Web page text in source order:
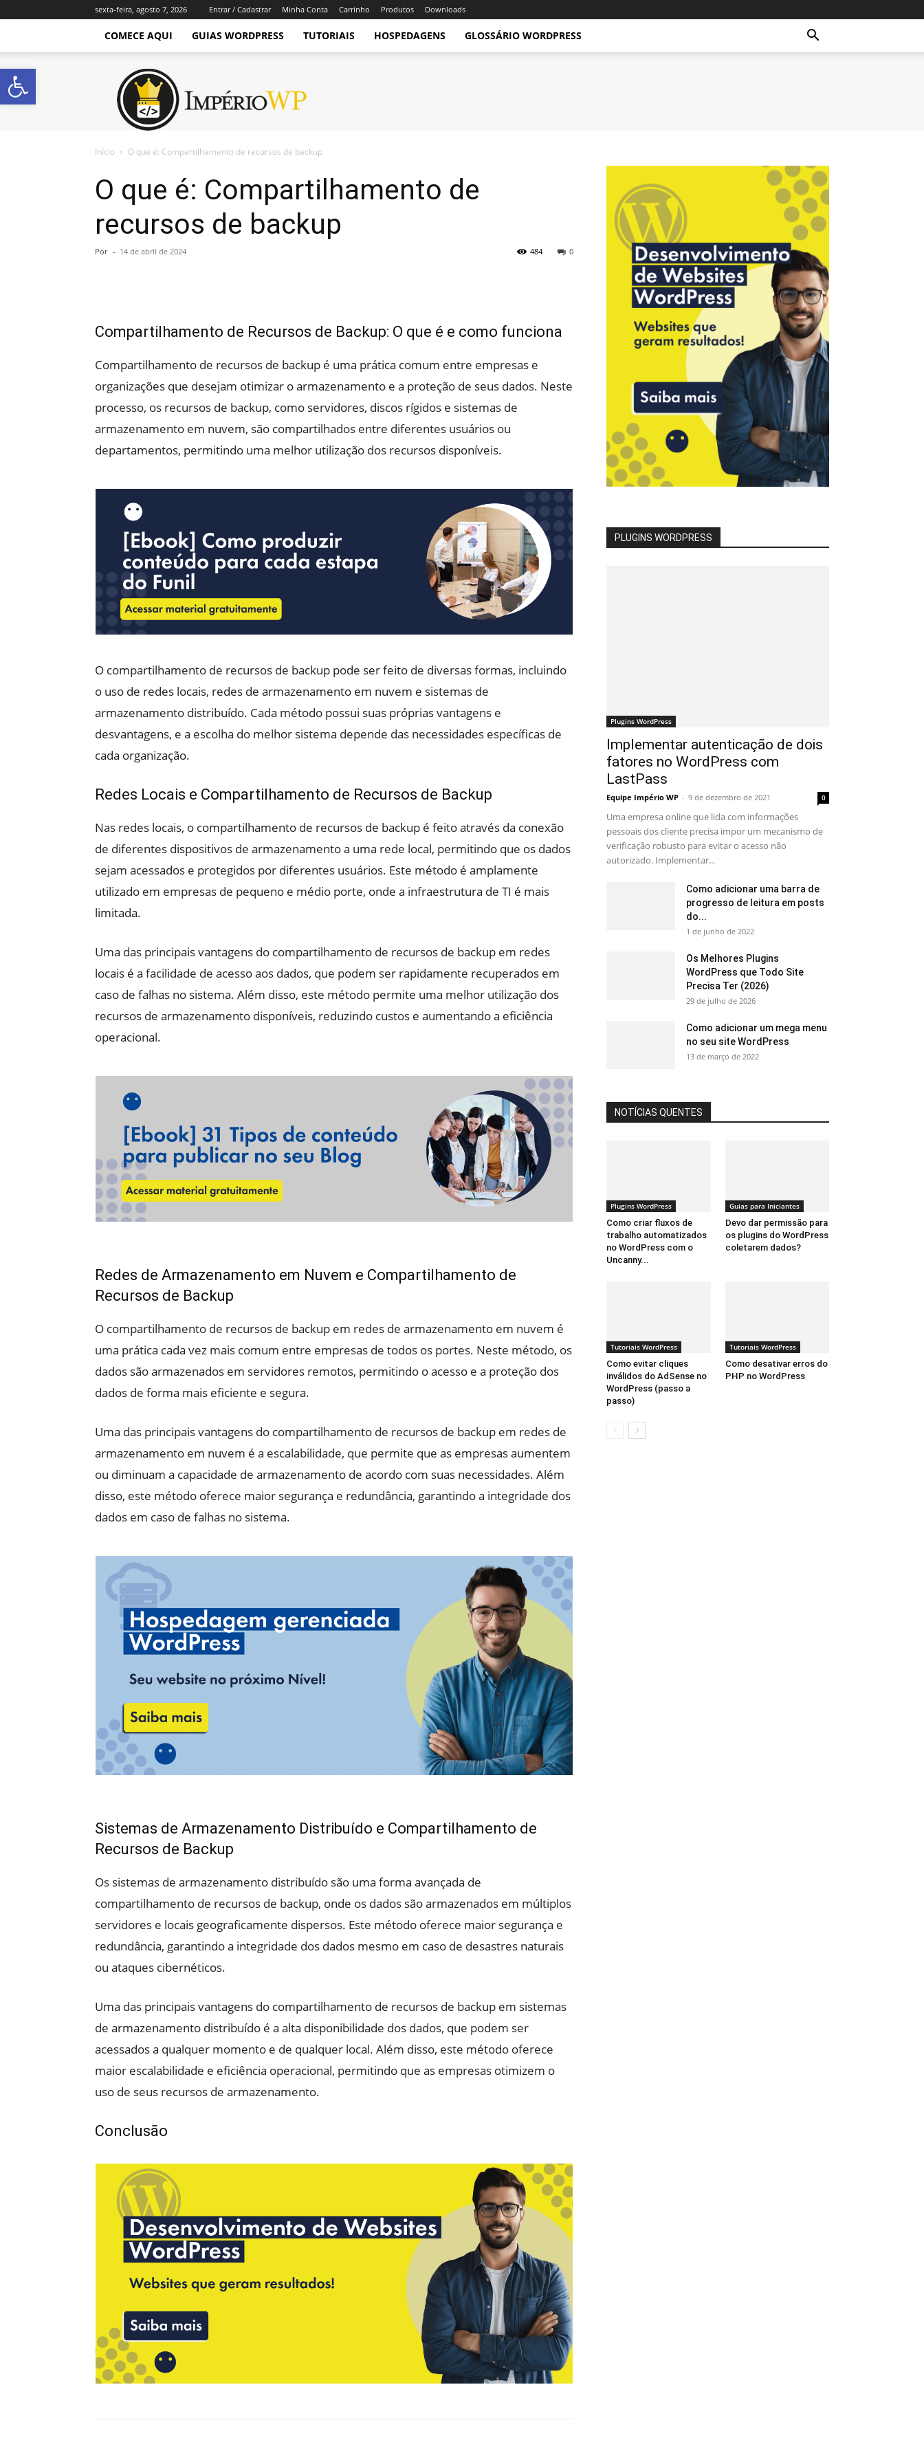
sexta-feira, agosto 7, 2026 Entrar / Cadastrar Minha Conta Carrinho Produtos Downloads
COMECE AQUI GUIAS WORDPRESS TUTORIAIS HOSPEDAGENS GLOSSÁRIO WORDPRESS
Império
WordPress
Início O que é: Compartilhamento de recursos de backup
O que é: Compartilhamento de
recursos de backup
Por - 14 de abril de 2024 0
484
Compartilhamento de Recursos de Backup: O que é e como funciona
Compartilhamento de recursos de backup é uma prática comum entre empresas e
organizações que desejam otimizar o armazenamento e a proteção de seus dados. Neste
processo, os recursos de backup, como servidores, discos rígidos e sistemas de
armazenamento em nuvem, são compartilhados entre diferentes usuários ou
departamentos, permitindo uma melhor utilização dos recursos disponíveis.
O compartilhamento de recursos de backup pode ser feito de diversas formas, incluindo
o uso de redes locais, redes de armazenamento em nuvem e sistemas de
armazenamento distribuído. Cada método possui suas próprias vantagens e
desvantagens, e a escolha do melhor sistema depende das necessidades específicas de
cada organização.
Redes Locais e Compartilhamento de Recursos de Backup
Nas redes locais, o compartilhamento de recursos de backup é feito através da conexão
de diferentes dispositivos de armazenamento a uma rede local, permitindo que os dados
sejam acessados e protegidos por diferentes usuários. Este método é amplamente
utilizado em empresas de pequeno e médio porte, onde a infraestrutura de TI é mais
limitada.
Uma das principais vantagens do compartilhamento de recursos de backup em redes
locais é a facilidade de acesso aos dados, que podem ser rapidamente recuperados em
caso de falhas no sistema. Além disso, este método permite uma melhor utilização dos
recursos de armazenamento disponíveis, reduzindo custos e aumentando a eficiência
operacional.
Redes de Armazenamento em Nuvem e Compartilhamento de
Recursos de Backup
O compartilhamento de recursos de backup em redes de armazenamento em nuvem é
uma prática cada vez mais comum entre empresas de todos os portes. Neste método, os
dados são armazenados em servidores remotos, permitindo o acesso e a proteção dos
dados de forma mais eficiente e segura.
Uma das principais vantagens do compartilhamento de recursos de backup em redes de
armazenamento em nuvem é a escalabilidade, que permite que as empresas aumentem
ou diminuam a capacidade de armazenamento de acordo com suas necessidades. Além
disso, este método oferece maior segurança e redundância, garantindo a integridade dos
dados em caso de falhas no sistema.
Sistemas de Armazenamento Distribuído e Compartilhamento de
Recursos de Backup
Os sistemas de armazenamento distribuído são uma forma avançada de
compartilhamento de recursos de backup, onde os dados são armazenados em múltiplos
servidores e locais geograficamente dispersos. Este método oferece maior segurança e
redundância, garantindo a integridade dos dados mesmo em caso de desastres naturais
ou ataques cibernéticos.
Uma das principais vantagens do compartilhamento de recursos de backup em sistemas
de armazenamento distribuído é a alta disponibilidade dos dados, que podem ser
acessados a qualquer momento e de qualquer local. Além disso, este método oferece
maior escalabilidade e eficiência operacional, permitindo que as empresas otimizem o
uso de seus recursos de armazenamento.
Conclusão
PLUGINS WORDPRESS
Plugins WordPress
Implementar autenticação de dois
fatores no WordPress com
LastPass
Equipe Império WP - 9 de dezembro de 2021 0
Uma empresa online que lida com informações
pessoais dos cliente precisa impor um mecanismo de
verificação robusto para evitar o acesso não
autorizado. Implementar...
Como adicionar uma barra de
progresso de leitura em posts
do...
1 de junho de 2022
Os Melhores Plugins
WordPress que Todo Site
Precisa Ter (2026)
29 de julho de 2026
Como adicionar um mega menu
no seu site WordPress
13 de março de 2022
NOTÍCIAS QUENTES
Plugins WordPress
Como criar fluxos de
trabalho automatizados
no WordPress com o
Uncanny...
Guias para Iniciantes
Devo dar permissão para
os plugins do WordPress
coletarem dados?
Tutoriais WordPress
Como evitar cliques
inválidos do AdSense no
WordPress (passo a
passo)
Tutoriais WordPress
Como desativar erros do
PHP no WordPress
Abrir a barra de ferramentas